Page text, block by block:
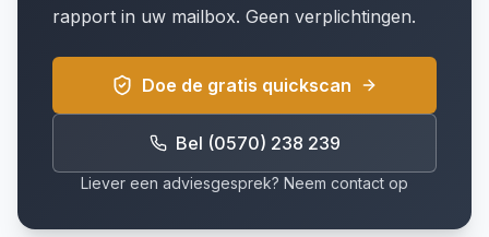
rapport in uw mailbox. Geen verplichtingen.
Doe de gratis quickscan
Bel (0570) 238 239
Liever een adviesgesprek? Neem contact op